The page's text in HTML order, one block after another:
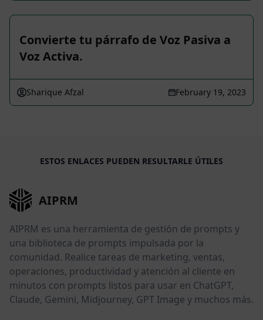
Convierte tu párrafo de Voz Pasiva a
Voz Activa.
Sharique Afzal February 19, 2023
ESTOS ENLACES PUEDEN RESULTARLE ÚTILES
AIPRM
AIPRM es una herramienta de gestión de prompts y
una biblioteca de prompts impulsada por la
comunidad. Realice tareas de marketing, ventas,
operaciones, productividad y atención al cliente en
minutos con prompts listos para usar en ChatGPT,
Claude, Gemini, Midjourney, GPT Image y muchos más.